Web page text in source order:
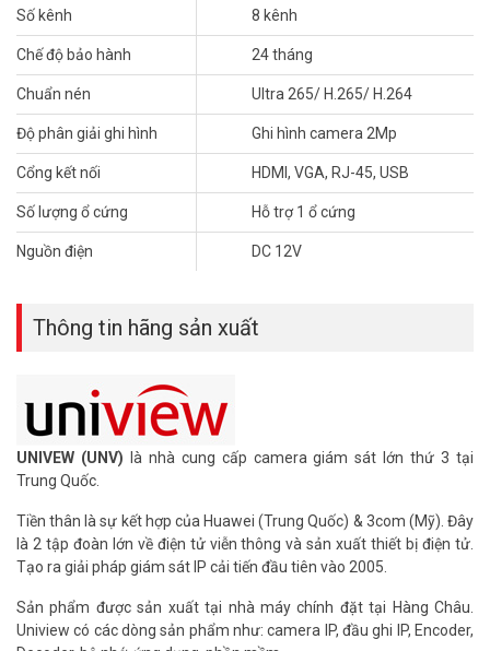
– Chất liệu: vỏ sắt.
– Xuất xứ: Trung Quốc.
– Bảo hành: 24 tháng.
Để cập nhật thông tin giá đầu ghi hình UNV mới nhất, quý khách
hàng vui lòng liên hệ HOTLINE 1900 9259 để được hỗ trợ tốt nhất.
Tham khảo các kênh thông tin khác:
– Facebook:
https://www.facebook.com/vuhoangtelecom/
– Youtube:https://www.youtube.com/c/VuhoangTVChannel
– Website:https://vuhoangtelecom.vn/
Số kênh 8 kênh
Chế độ bảo hành 24 tháng
Chuẩn nén Ultra 265/ H.265/ H.264
Độ phân giải ghi hình Ghi hình camera 2Mp
Cổng kết nối HDMI, VGA, RJ-45, USB
Số lượng ổ cứng Hỗ trợ 1 ổ cứng
Nguồn điện DC 12V
Thông tin hãng sản xuất
UNIVEW (UNV) là nhà cung cấp camera giám sát lớn thứ 3 tại
Trung Quốc.
Tiền thân là sự kết hợp của Huawei (Trung Quốc) & 3com (Mỹ). Đây
là 2 tập đoàn lớn về điện tử viễn thông và sản xuất thiết bị điện tử.
Tạo ra giải pháp giám sát IP cải tiến đầu tiên vào 2005.
Sản phẩm được sản xuất tại nhà máy chính đặt tại Hàng Châu.
Uniview có các dòng sản phẩm như: camera IP, đầu ghi IP, Encoder,